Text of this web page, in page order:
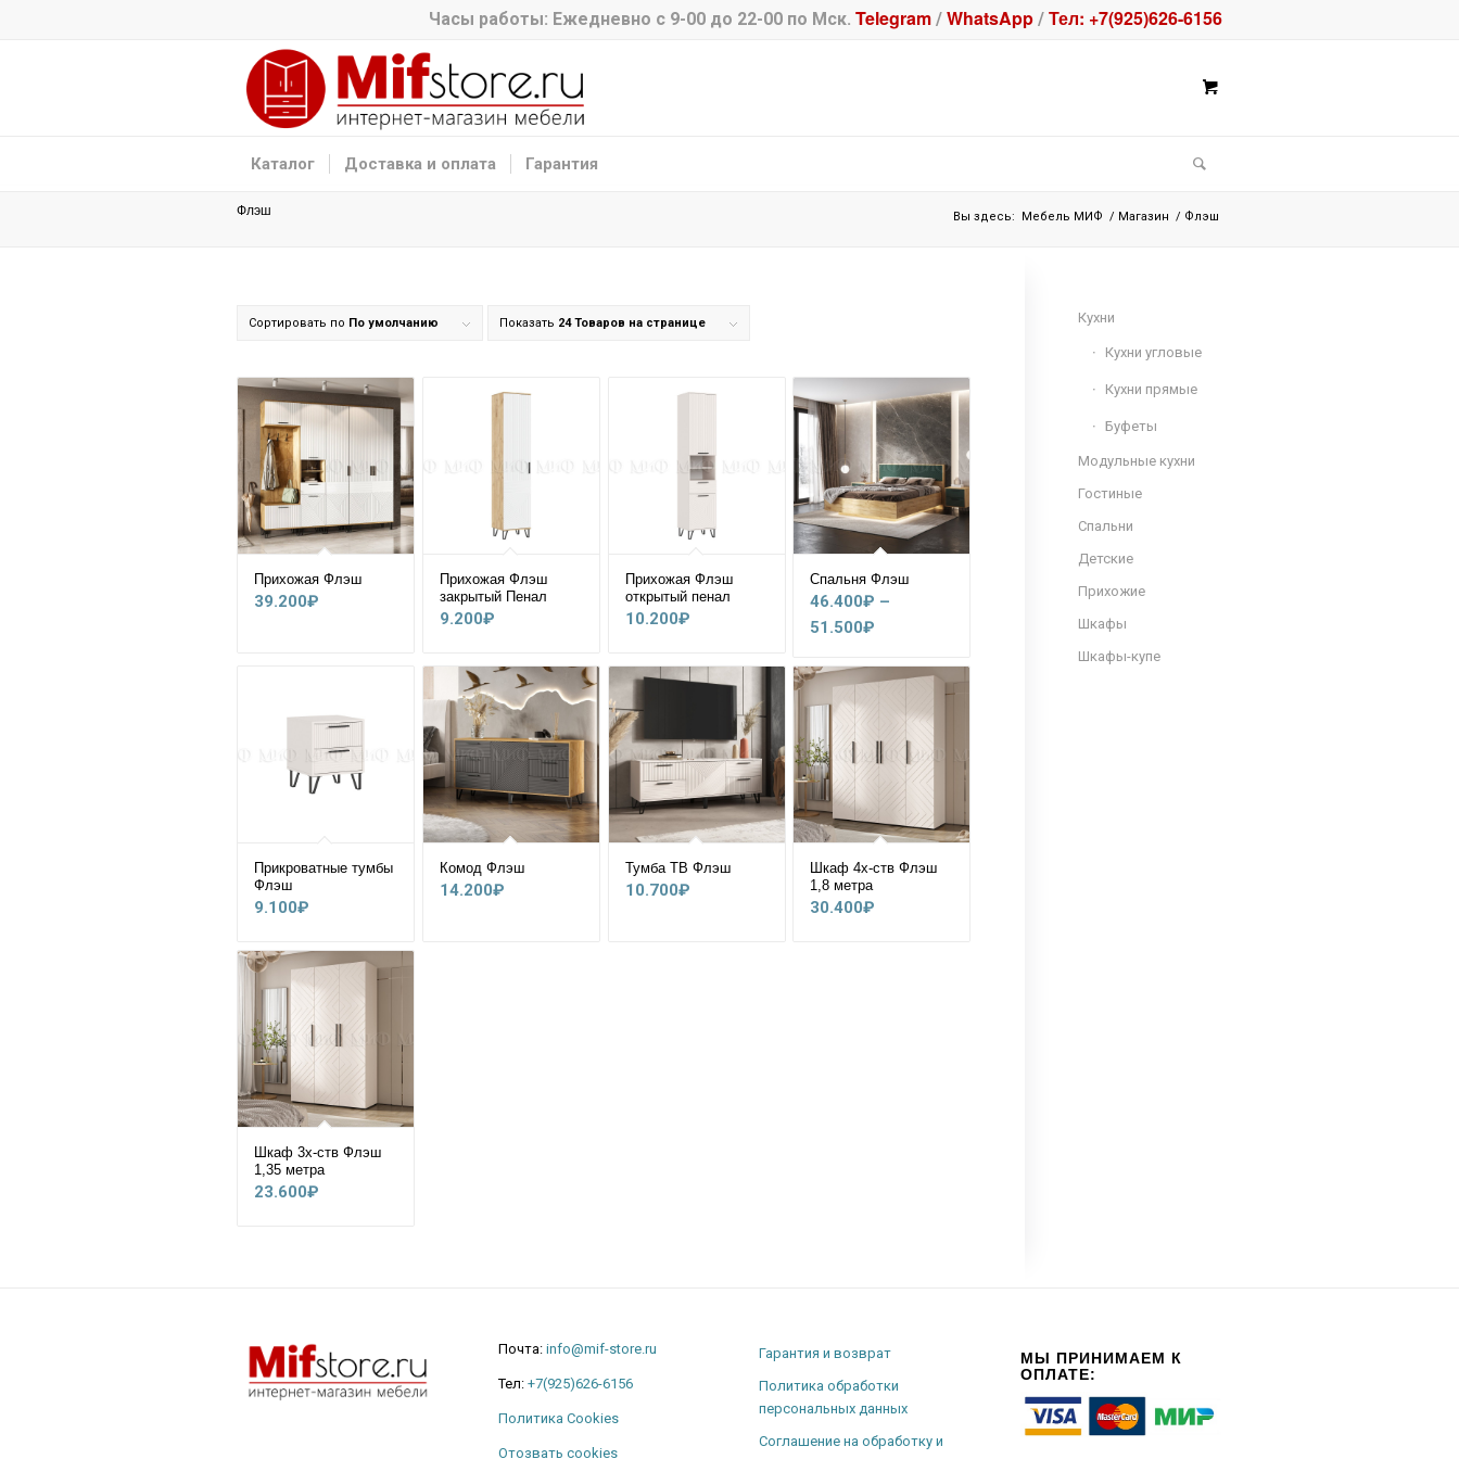
Часы работы: Ежедневно с 9-00 до 22-00 по Мск. Telegram / WhatsApp / Тел: +7(925)626-6156
Каталог Доставка и оплата Гарантия
Флэш Вы здесь: Мебель МИФ / Магазин / Флэш
Сортировать по По умолчанию Показать 24 Товаров на странице
Прихожая Флэш
39.200₽
Прихожая Флэш
закрытый Пенал
9.200₽
Прихожая Флэш
открытый пенал
10.200₽
Спальня Флэш
46.400₽ –
51.500₽
46.400₽
Прикроватные тумбы
Флэш
9.100₽
Комод Флэш
14.200₽
Тумба ТВ Флэш
10.700₽
Шкаф 4х-ств Флэш
1,8 метра
30.400₽
Шкаф 3х-ств Флэш
1,35 метра
23.600₽
Кухни
Кухни угловые
Кухни прямые
Буфеты
Модульные кухни
Гостиные
Спальни
Детские
Прихожие
Шкафы
Шкафы-купе
Почта: info@mif-store.ru
Тел: +7(925)626-6156
Политика Cookies
Отозвать cookies
Гарантия и возврат
Политика обработки
персональных данных
Соглашение на обработку и
МЫ ПРИНИМАЕМ К
ОПЛАТЕ: